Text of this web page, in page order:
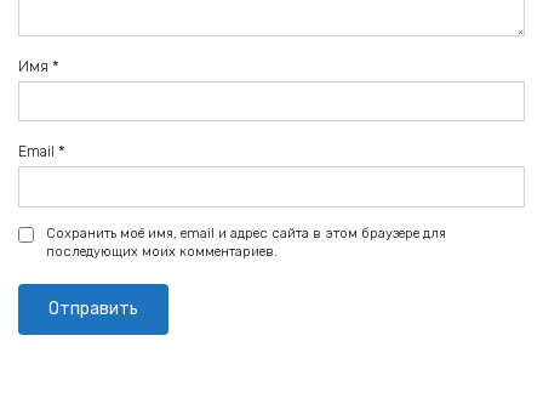
Имя *
Email *
Сохранить моё имя, email и адрес сайта в этом браузере для
последующих моих комментариев.